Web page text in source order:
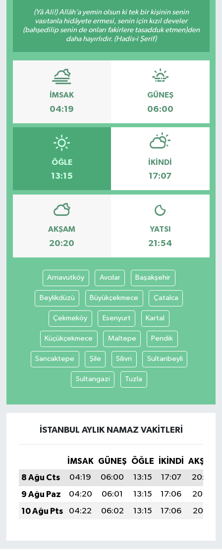
(Yâ Ali!) Allâh’a yemin olsun ki tek bir kişinin senin
vasıtanla hidâyete ermesi, senin için kızıl develer
(bahşedilip senin de onları fakirlere tasadduk etmen)den
daha hayırlıdır. (Hadis-i Şerif)
İMSAK
04:19
GÜNEŞ
06:00
ÖĞLE
13:15
İKINDI
17:07
AKŞAM
20:20
YATSI
21:54
Arnavutköy Avcılar Başakşehir
Beylikdüzü Büyükçekmece Çatalca
Çekmeköy Esenyurt Kartal
Küçükçekmece Maltepe Pendik
Sancaktepe Şile Silivri Sultanbeyli
Sultangazi Tuzla
İSTANBUL AYLIK NAMAZ VAKITLERI
İMSAK GÜNEŞ ÖĞLE İKINDI
AKŞAM
8 Ağu Cts
04:19 06:00 13:15 17:07
20:20
9 Ağu Paz
04:20 06:01 13:15 17:06
20:19
10 Ağu Pts
04:22 06:02 13:15 17:06 20:18